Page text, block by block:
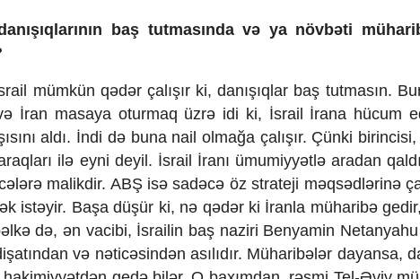
baş tutmasında və ya növbəti
mümkün qədər çalışır ki, danışıqlar baş tutmasın.
İran masaya oturmaq üzrə idi ki, İsrail İrana hücum
aldı. İndi də buna nail olmağa çalışır. Çünki
ilə eyni deyil. İsrail İranı ümumiyyətlə aradan
malikdir. ABŞ isə sadəcə öz strateji məqsədlərinə
istəyir. Başa düşür ki, nə qədər ki İranla müharibə
də, ən vacibi, İsrailin baş naziri Benyamin
və nəticəsindən asılıdır. Müharibələr dayansa,